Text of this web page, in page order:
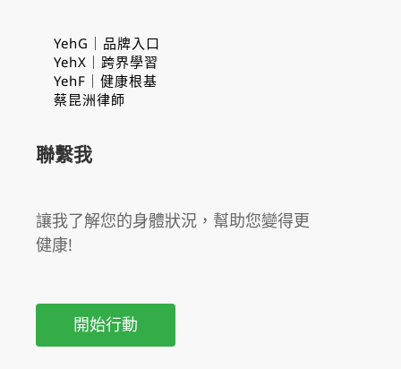
YehG｜品牌入口
YehX｜跨界學習
YehF｜健康根基
蔡昆洲律師
聯繫我
讓我了解您的身體狀況，幫助您變得更
健康!
開始行動